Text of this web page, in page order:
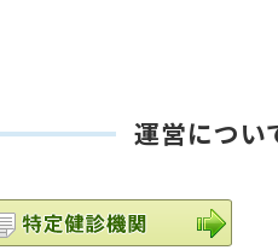
運営につい